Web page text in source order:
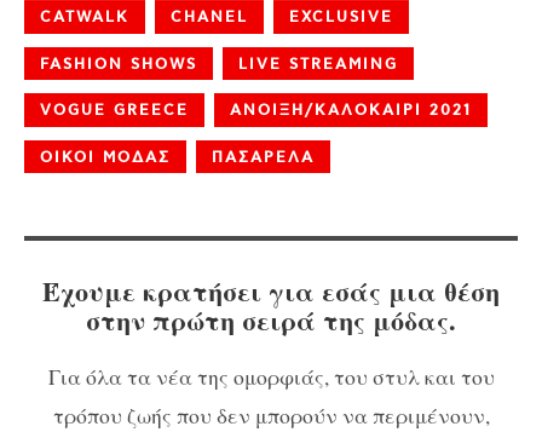
CATWALK CHANEL EXCLUSIVE
FASHION SHOWS LIVE STREAMING
VOGUE GREECE ΑΝΟΙΞΗ/ΚΑΛΟΚΑΙΡΙ 2021
ΟΙΚΟΙ ΜΟΔΑΣ ΠΑΣΑΡΕΛΑ
Έχουμε κρατήσει για εσάς μια θέση
στην πρώτη σειρά της μόδας.
Για όλα τα νέα της ομορφιάς, του στυλ και του
τρόπου ζωής που δεν μπορούν να περιμένουν,